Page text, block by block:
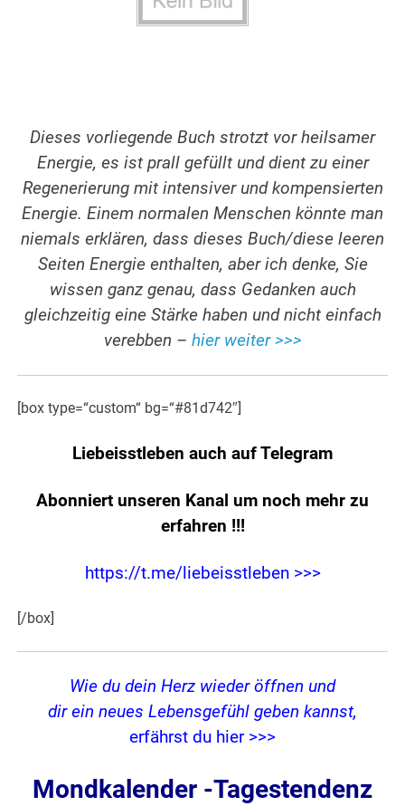
Dieses vorliegende Buch strotzt vor heilsamer
Energie, es ist prall gefüllt und dient zu einer
Regenerierung mit intensiver und kompensierten
Energie. Einem normalen Menschen könnte man
niemals erklären, dass dieses Buch/diese leeren
Seiten Energie enthalten, aber ich denke, Sie
wissen ganz genau, dass Gedanken auch
gleichzeitig eine Stärke haben und nicht einfach
verebben – hier weiter >>>
[box type=“custom“ bg=“#81d742″]
Liebeisstleben auch auf Telegram
Abonniert unseren Kanal um noch mehr zu
erfahren !!!
https://t.me/liebeisstleben >>>
[/box]
Wie du dein Herz wieder öffnen und
dir ein neues Lebensgefühl geben kannst,
erfährst du hier >>>
Mondkalender -Tagestendenz